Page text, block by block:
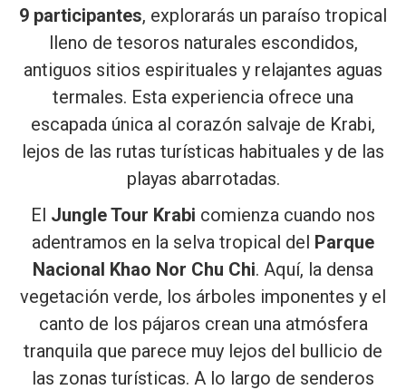
9 participantes, explorarás un paraíso tropical
lleno de tesoros naturales escondidos,
antiguos sitios espirituales y relajantes aguas
termales. Esta experiencia ofrece una
escapada única al corazón salvaje de Krabi,
lejos de las rutas turísticas habituales y de las
playas abarrotadas.
El Jungle Tour Krabi comienza cuando nos
adentramos en la selva tropical del Parque
Nacional Khao Nor Chu Chi. Aquí, la densa
vegetación verde, los árboles imponentes y el
canto de los pájaros crean una atmósfera
tranquila que parece muy lejos del bullicio de
las zonas turísticas. A lo largo de senderos